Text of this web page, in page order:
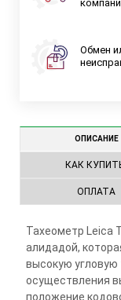
Обмен
ОПИСАНИЕ
КАК
ОПЛАТА
Тахеометр Leica
алидадой,
высокую угловую
осуществления
положение